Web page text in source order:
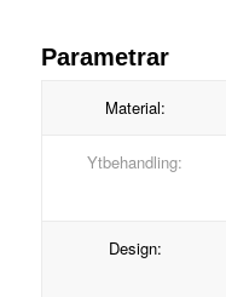
Parametrar
Material:
Ytbehandling:
Design: